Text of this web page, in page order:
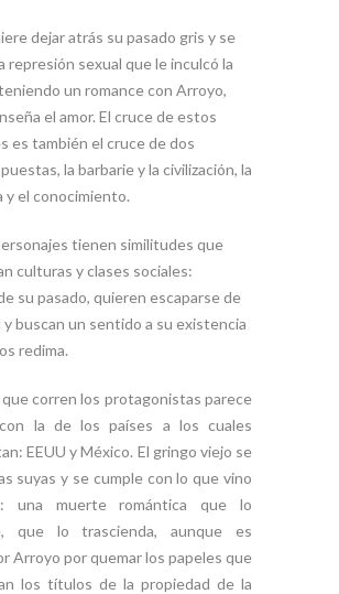
dejar atrás su pasado gris y se
represión sexual que le inculcó la
un romance con Arroyo,
el amor. El cruce de estos
es también el cruce de dos
la barbarie y la civilización, la
y el conocimiento.
tienen similitudes que
culturas y clases sociales:
su pasado, quieren escaparse de
y buscan un sentido a su existencia
redima.
corren los protagonistas parece
la de los países a los cuales
EEUU y México. El gringo viejo se
suyas y se cumple con lo que vino
una muerte romántica que lo
que lo trascienda, aunque es
Arroyo por quemar los papeles que
los títulos de la propiedad de la